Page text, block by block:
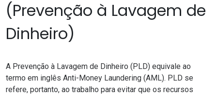
(Prevenção à Lavagem de
Dinheiro)
A Prevenção à Lavagem de Dinheiro (PLD) equivale ao
termo em inglês Anti-Money Laundering (AML). PLD se
refere, portanto, ao trabalho para evitar que os recursos